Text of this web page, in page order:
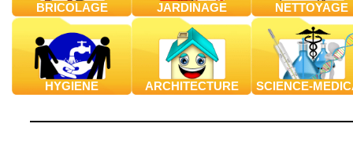
BRICOLAGE JARDINAGE NETTOYAGE
HYGIENE ARCHITECTURE SCIENCE-